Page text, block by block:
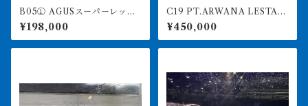
B05① AGUSスーパーレッド
F4 18㎝前後 PT.ARWANA
LESTARI アジアアロワナ 紅
龍 260-005130
¥198,000
C19 PT.ARWANA LESTARI
最高峰紅龍 アブソリュート
レッド 18㎝前後 260-005
143 アグスファーム
¥450,000